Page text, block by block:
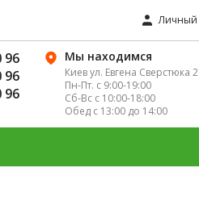
Личный
96
96
96
Мы находимся
Киев ул. Евгена Сверстюка
Пн-Пт. с 9:00-19:00
Сб-Вс с 10:00-18:00
Обед с 13:00 до 14:00